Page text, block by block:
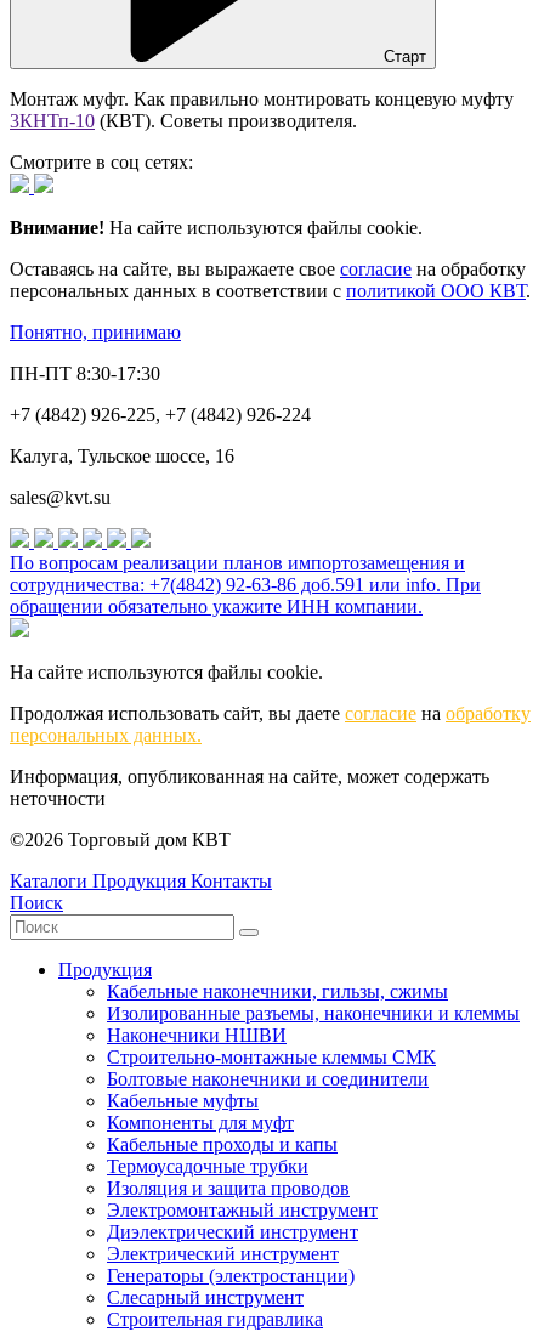
Старт
Монтаж муфт. Как правильно монтировать концевую муфту
3КНТп-10 (КВТ). Советы производителя.
Смотрите в соц сетях:
Внимание! На сайте используются файлы cookie.
Оставаясь на сайте, вы выражаете свое согласие на обработку
персональных данных в соответствии с политикой ООО КВТ.
Понятно, принимаю
ПН-ПТ 8:30-17:30
+7 (4842) 926-225, +7 (4842) 926-224
Калуга, Тульское шоссе, 16
sales@kvt.su
По вопросам реализации планов импортозамещения и
сотрудничества: +7(4842) 92-63-86 доб.591 или info. При
обращении обязательно укажите ИНН компании.
На сайте используются файлы cookie.
Продолжая использовать сайт, вы даете согласие на обработку
персональных данных.
Информация, опубликованная на сайте, может содержать
неточности
©2026 Торговый дом КВТ
Каталоги Продукция Контакты
Поиск
Продукция
Кабельные наконечники, гильзы, сжимы
Изолированные разъемы, наконечники и клеммы
Наконечники НШВИ
Строительно-монтажные клеммы СМК
Болтовые наконечники и соединители
Кабельные муфты
Компоненты для муфт
Кабельные проходы и капы
Термоусадочные трубки
Изоляция и защита проводов
Электромонтажный инструмент
Диэлектрический инструмент
Электрический инструмент
Генераторы (электростанции)
Слесарный инструмент
Строительная гидравлика